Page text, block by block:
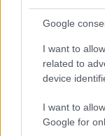
Google
I want to
related to
device
I want to
Google for
Több partnerrel
zongora-
rendszeresen
Kamaratanárai: